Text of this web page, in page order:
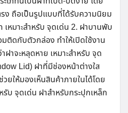
ง ถือเป็นรูปแบบที่ได้รับความนิยม
หมาะสำหรับ จุดเด่น 2. ฝาบานพับ
ติดกับตัวกล่อง ทำให้เปิดใช้งาน
ฝาจะหลุดหาย เหมาะสำหรับ จุด
Lid) ฝาที่มีช่องหน้าต่างใส
ยให้มองเห็นสินค้าภายในได้โดย
รับ จุดเด่น ฝาสำหรับกระปุกเหล็ก